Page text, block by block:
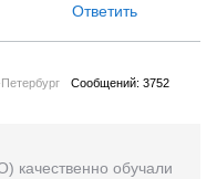
Ответить
Сообщений: 3752
обучали